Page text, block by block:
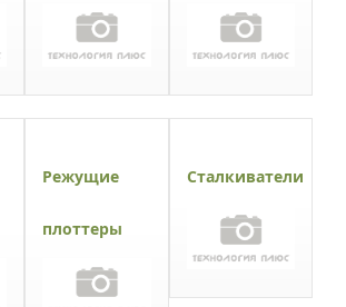
Режущие
плоттеры
Сталкиватели